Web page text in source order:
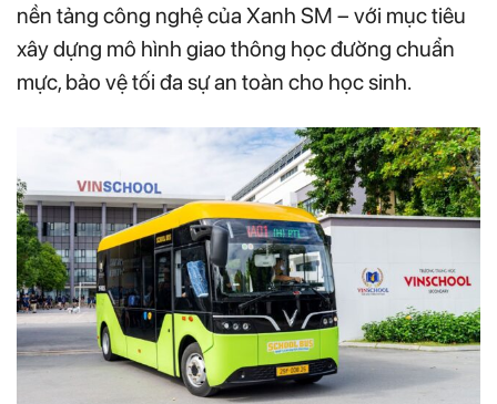
nền tảng công nghệ của Xanh SM – với mục tiêu
xây dựng mô hình giao thông học đường chuẩn
mực, bảo vệ tối đa sự an toàn cho học sinh.